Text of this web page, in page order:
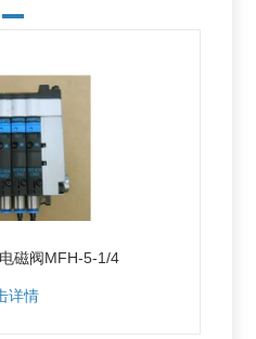
磁阀MFH-5-1/4
详情